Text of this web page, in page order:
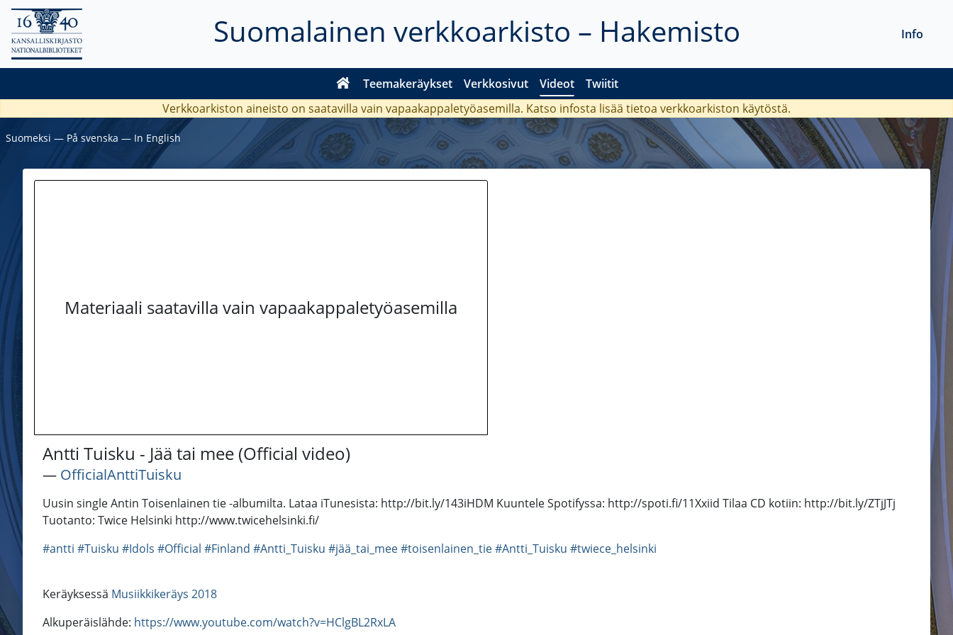
Suomalainen verkkoarkisto – Hakemisto
Teemakeräykset Verkkosivut Videot Twiitit
Info
Verkkoarkiston aineisto on saatavilla vain vapaakappaletyöasemilla. Katso infosta lisää tietoa verkkoarkiston käytöstä.
Suomeksi ― På svenska ― In English
Materiaali saatavilla vain vapaakappaletyöasemilla
Antti Tuisku - Jää tai mee (Official video)
― OfficialAnttiTuisku
Uusin single Antin Toisenlainen tie -albumilta. Lataa iTunesista: http://bit.ly/143iHDM Kuuntele Spotifyssa: http://spoti.fi/11Xxiid Tilaa CD kotiin: http://bit.ly/ZTjJTj
Tuotanto: Twice Helsinki http://www.twicehelsinki.fi/
#antti #Tuisku #Idols #Official #Finland #Antti_Tuisku #jää_tai_mee#toisenlainen_tie#Antti_Tuisku #twiece_helsinki
Keräyksessä Musiikkikeräys 2018
Alkuperäislähde: https://www.youtube.com/watch?v=HClgBL2RxLA